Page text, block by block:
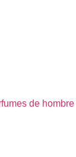
de hombre